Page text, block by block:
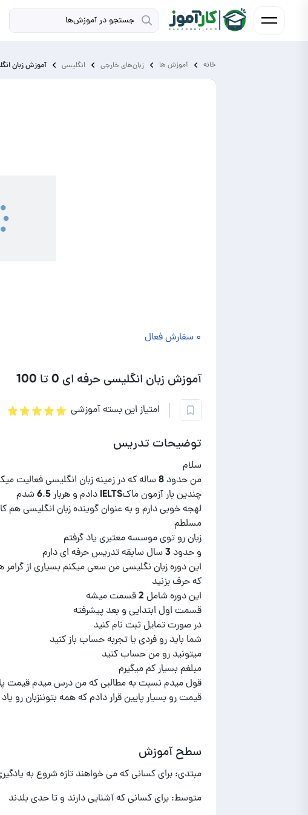
خانه آموزش ‌ها زبان‌های خارجی انگلیسی آموزش زبان
۰ سفارش فعال
آموزش زبان انگلیسی حرفه ای 0 تا 100
امتیاز این بسته آموزشی
توضیحات تدریس
این دوره زبان نگلیسی من سعی میکنم بسیاری از گرامر
قیمت رو بسیار پایین قرار دادم که همه بتوننزبان رو
سطح آموزش
مبتدی: برای کسانی که می خواهند تازه شروع به
متوسط: برای کسانی که آشنایی دارند و تا حدی بلدند